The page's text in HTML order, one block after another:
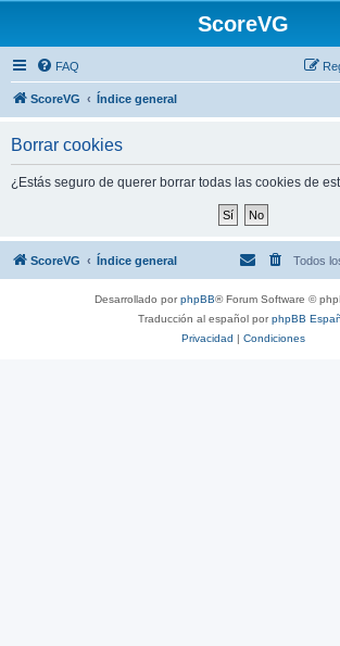
ScoreVG
FAQ
ScoreVG Índice general
Borrar cookies
¿Estás seguro de querer borrar todas las cookies de
ScoreVG Índice general Todos
Desarrollado porphpBB® Forum Software ©
Traducción al español porphpBB
Privacidad | Condiciones